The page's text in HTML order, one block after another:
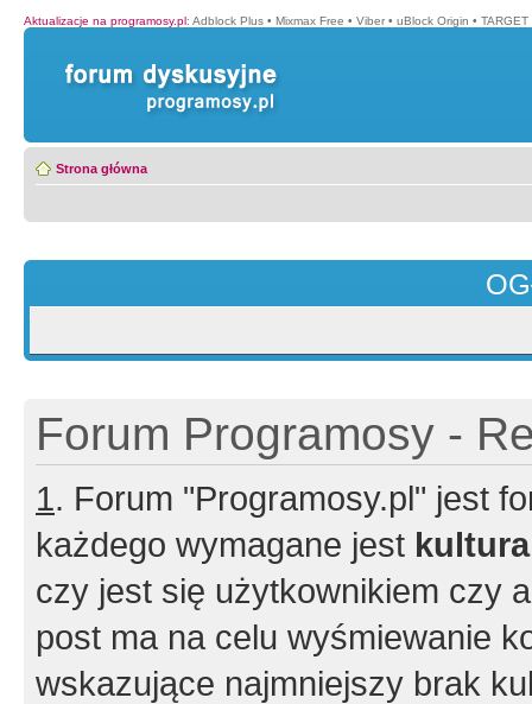
Aktualizacje na programosy.pl: Adblock Plus • Mixmax Free • Viber • uBlock Origin •
Strona główna
Forum Programosy -
1. Forum "Programosy.pl" jest
każdego wymagane jest
czy jest się użytkownikiem czy
post ma na celu wyśmiewanie
wskazujące najmniejszy brak